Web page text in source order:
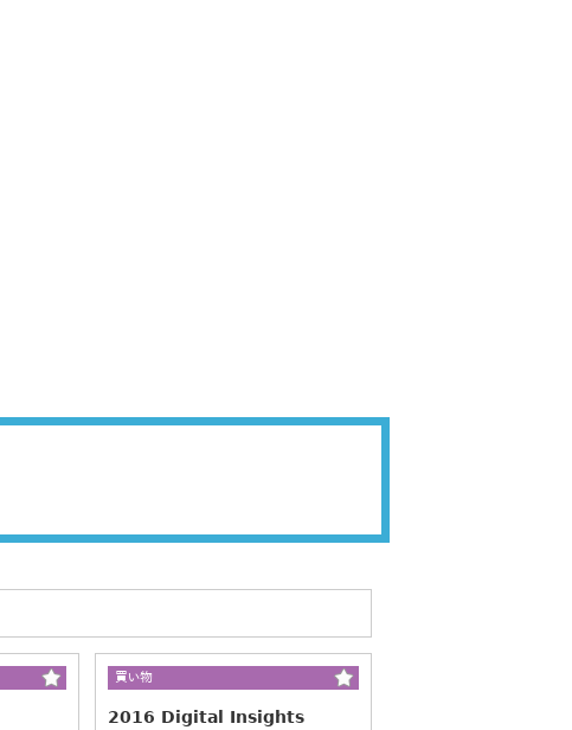
買い物
2016 Digital Insights